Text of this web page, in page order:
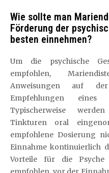
Wie sollte man
Förderung der
besten einnehmen?
Um die psychische
empfohlen,
Anweisungen auf
Empfehlungen eines
Typischerweise
Tinkturen oral
empfohlene Dosierung
Einnahme kontinuierlich
Vorteile für die